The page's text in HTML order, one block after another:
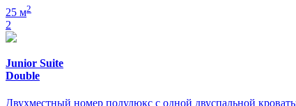
25 м2
2
Junior Suite
Double
Двухместный номер полулюкс с одной двуспальной